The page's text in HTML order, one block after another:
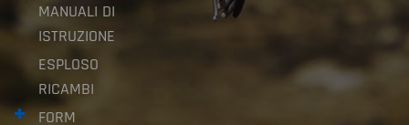
MANUALI DI
ISTRUZIONE
ESPLOSO
RICAMBI
FORM